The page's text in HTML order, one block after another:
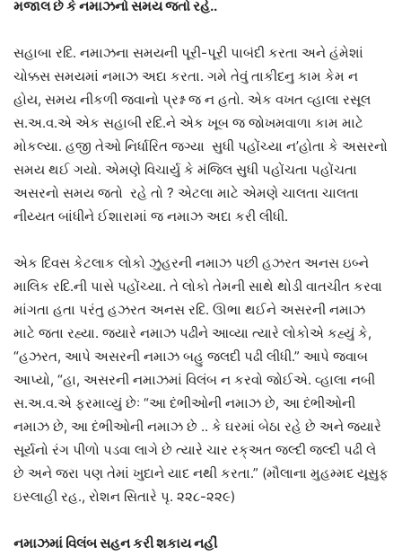
મજાલ છે કે નમાઝનો સમય જતો રહે..
સહાબા રદિ. નમાઝના સમયની પૂરી-પૂરી પાબંદી કરતા અને હંમેશાં
ચોક્કસ સમયમાં નમાઝ અદા કરતા. ગમે તેવું તાકીદનુ કામ કેમ ન
હોય, સમય નીકળી જવાનો પ્રશ્ન જ ન હતો. એક વખત વ્હાલા રસૂલ
સ.અ.વ.એ એક સહાબી રદિ.ને એક ખૂબ જ જોખમવાળા કામ માટે
મોકલ્યા. હજી તેઓ નિર્ધારિત જગ્યા સુધી પહોંચ્યા ન’હોતા કે અસરનો
સમય થઈ ગયો. એમણે વિચાર્યુ કે મંજિલ સુધી પહોંચતા પહોંચતા
અસરનો સમય જતો રહે તો ? એટલા માટે એમણે ચાલતા ચાલતા
નીય્યત બાંધીને ઈશારામાં જ નમાઝ અદા કરી લીધી.
એક દિવસ કેટલાક લોકો ઝુહરની નમાઝ પછી હઝરત અનસ ઇબ્ને
માલિક રદિ.ની પાસે પહોંચ્યા. તે લોકો તેમની સાથે થોડી વાતચીત કરવા
માંગતા હતા પરંતુ હઝરત અનસ રદિ. ઊભા થઈને અસરની નમાઝ
માટે જતા રહ્યા. જ્યારે નમાઝ પઢીને આવ્યા ત્યારે લોકોએ કહ્યું કે,
“હઝરત, આપે અસરની નમાઝ બહુ જલદી પઢી લીધી.” આપે જવાબ
આપ્યો, “હા, અસરની નમાઝમાં વિલંબ ન કરવો જોઈએ. વ્હાલા નબી
સ.અ.વ.એ ફરમાવ્યું છેઃ “આ દંભીઓની નમાઝ છે, આ દંભીઓની
નમાઝ છે, આ દંભીઓની નમાઝ છે .. કે ઘરમાં બેઠા રહે છે અને જ્યારે
સૂર્યનો રંગ પીળો પડવા લાગે છે ત્યારે ચાર રક્‌અત જલ્દી જલ્દી પઢી લે
છે અને જરા પણ તેમાં ખુદાને યાદ નથી કરતા.” (મૌલાના મુહમ્મદ યૂસુફ
ઇસ્લાહી રહ., રોશન સિતારે પૃ. ૨૨૮-૨૨૯)
નમાઝમાં વિલંબ સહન કરી શકાય નહીં